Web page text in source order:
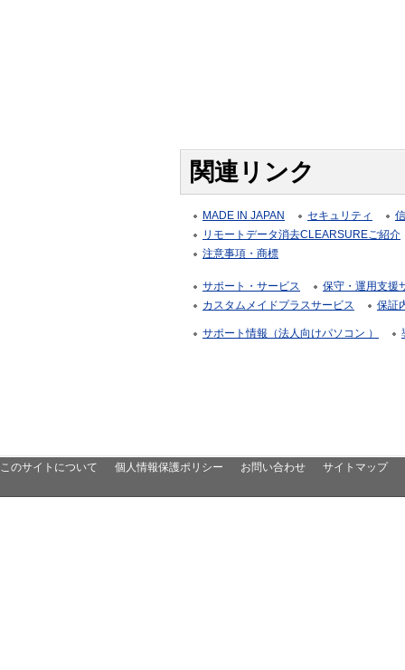
関連リンク
MADE IN JAPAN セキュリティ
リモートデータ消去CLEARSUREご紹介
注意事項・商標
サポート・サービス
保守・運用支援
カスタムメイドプラスサービス
保証
サポート情報（法人向けパソコン ）
このサイトについて 個人情報保護ポリシー お問い合わせ サイトマップ